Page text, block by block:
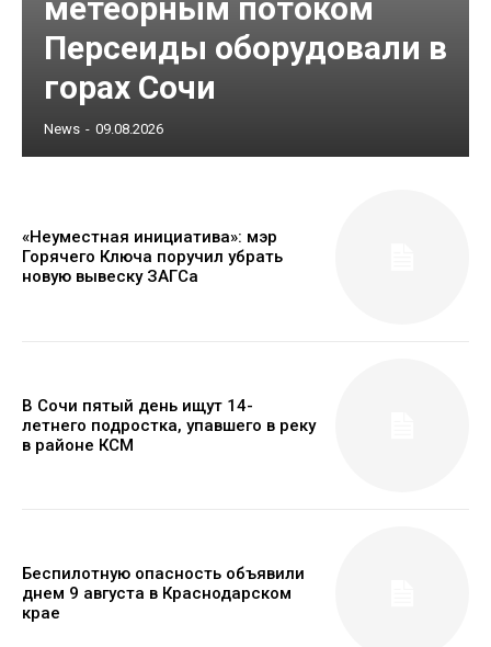
метеорным потоком
Персеиды оборудовали в
горах Сочи
News - 09.08.2026
«Неуместная инициатива»: мэр
Горячего Ключа поручил убрать
новую вывеску ЗАГСа
В Сочи пятый день ищут 14-
летнего подростка, упавшего в реку
в районе КСМ
Беспилотную опасность объявили
днем 9 августа в Краснодарском
крае